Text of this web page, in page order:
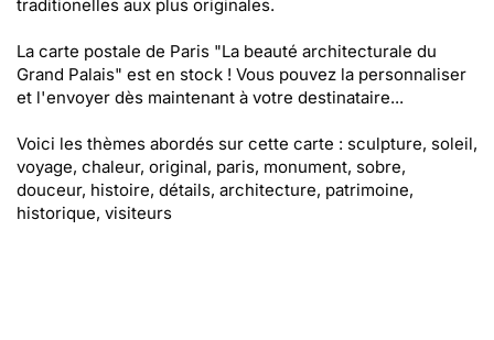
traditionelles aux plus originales.
La carte postale de Paris "La beauté architecturale du
Grand Palais" est en stock ! Vous pouvez la personnaliser
et l'envoyer dès maintenant à votre destinataire...
Voici les thèmes abordés sur cette carte : sculpture, soleil,
voyage, chaleur, original, paris, monument, sobre,
douceur, histoire, détails, architecture, patrimoine,
historique, visiteurs